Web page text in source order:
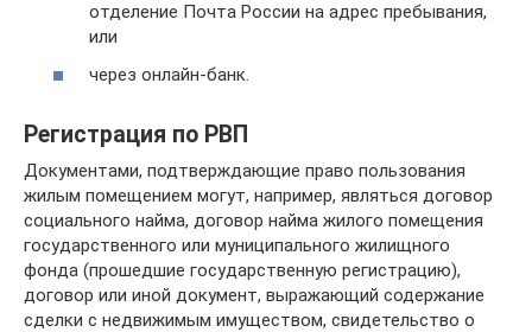
отделение Почта России на адрес пребывания,
или
через онлайн-банк.
Регистрация по РВП
Документами, подтверждающие право пользования
жилым помещением могут, например, являться договор
социального найма, договор найма жилого помещения
государственного или муниципального жилищного
фонда (прошедшие государственную регистрацию),
договор или иной документ, выражающий содержание
сделки с недвижимым имуществом, свидетельство о